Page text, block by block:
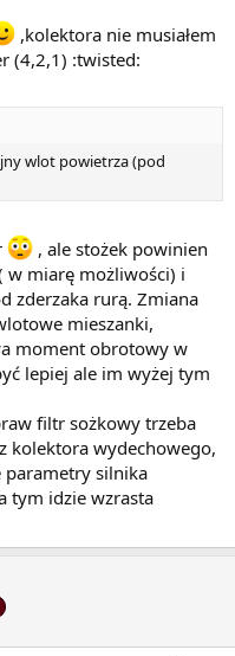
,kolektora nie musiałem
(4,2,1) :twisted:
wlot powietrza (pod
, ale stożek powinien
w miarę możliwości) i
zderzaka rurą. Zmiana
mieszanki,
moment obrotowy w
lepiej ale im wyżej tym
filtr sożkowy trzeba
kolektora wydechowego,
parametry silnika
tym idzie wzrasta